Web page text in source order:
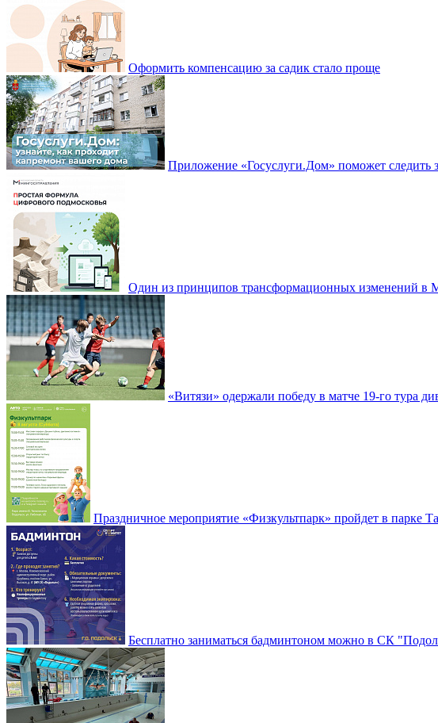
Оформить компенсацию за садик стало проще
Приложение «Госуслуги.Дом» поможет следить
Один из принципов трансформационных изменений в
«Витязи» одержали победу в матче 19-го тура
Праздничное мероприятие «Физкультпарк» пройдет в парке
Бесплатно заниматься бадминтоном можно в СК